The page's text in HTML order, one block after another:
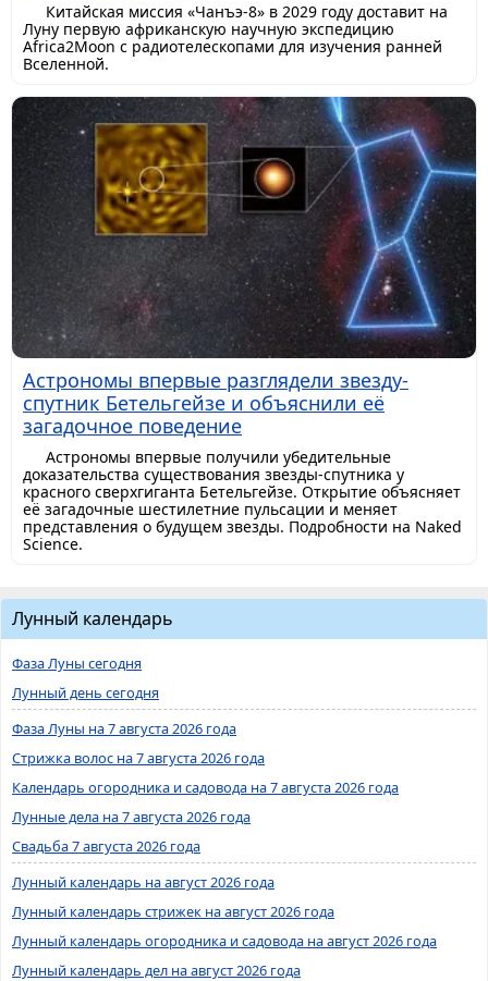
Китайская миссия «Чанъэ-8» в 2029 году доставит на
Луну первую африканскую научную экспедицию
Africa2Moon с радиотелескопами для изучения ранней
Вселенной.
Астрономы впервые разглядели звезду-
спутник Бетельгейзе и объяснили её
загадочное поведение
Астрономы впервые получили убедительные
доказательства существования звезды-спутника у
красного сверхгиганта Бетельгейзе. Открытие объясняет
её загадочные шестилетние пульсации и меняет
представления о будущем звезды. Подробности на Naked
Science.
Лунный календарь
Фаза Луны сегодня
Лунный день сегодня
Фаза Луны на 7 августа 2026 года
Стрижка волос на 7 августа 2026 года
Календарь огородника и садовода на 7 августа 2026 года
Лунные дела на 7 августа 2026 года
Свадьба 7 августа 2026 года
Лунный календарь на август 2026 года
Лунный календарь стрижек на август 2026 года
Лунный календарь огородника и садовода на август 2026 года
Лунный календарь дел на август 2026 года